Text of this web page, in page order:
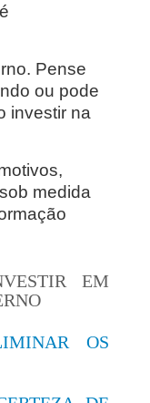
Pense
ou pode
investir na
medida
EM
OS